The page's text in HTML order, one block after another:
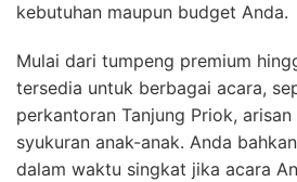
kebutuhan maupun budget Anda.
Mulai dari tumpeng premium
tersedia untuk berbagai acara,
perkantoran Tanjung Priok,
syukuran anak-anak. Anda
dalam waktu singkat jika acara